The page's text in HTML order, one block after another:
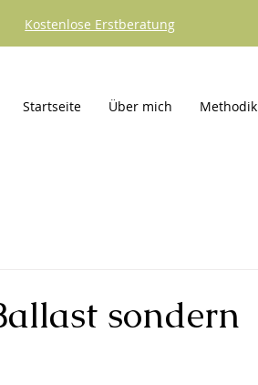
Kostenlose Erstberatung
Startseite Über mich Methodik
sondern